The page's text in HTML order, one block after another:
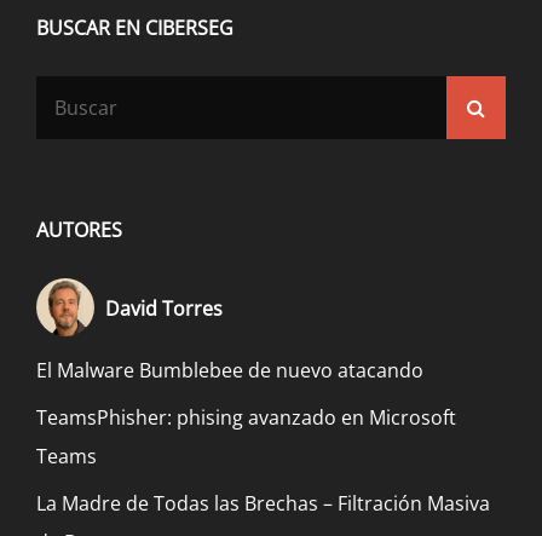
BUSCAR EN CIBERSEG
AUTORES
David Torres
El Malware Bumblebee de nuevo atacando
TeamsPhisher: phising avanzado en Microsoft
Teams
La Madre de Todas las Brechas – Filtración Masiva